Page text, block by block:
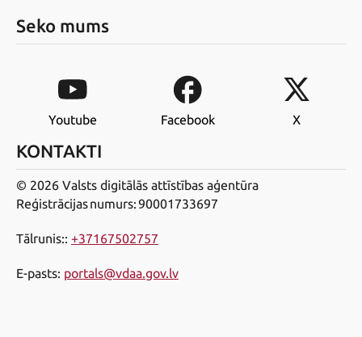
Seko mums
Youtube Facebook X
KONTAKTI
© 2026 Valsts digitālās attīstības aģentūra
Reģistrācijas numurs: 90001733697
Tālrunis:: +37167502757
E-pasts: portals@vdaa.gov.lv